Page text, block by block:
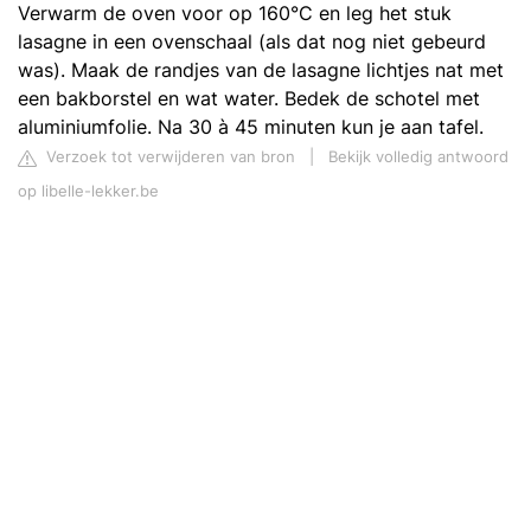
Verwarm de oven voor op 160°C en leg het stuk
lasagne in een ovenschaal (als dat nog niet gebeurd
was). Maak de randjes van de lasagne lichtjes nat met
een bakborstel en wat water. Bedek de schotel met
aluminiumfolie. Na 30 à 45 minuten kun je aan tafel.
Verzoek tot verwijderen van bron
Bekijk volledig antwoord
op libelle-lekker.be